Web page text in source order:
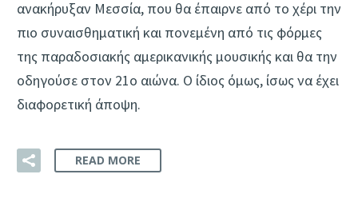
ανακήρυξαν Μεσσία, που θα έπαιρνε από το χέρι την
πιο συναισθηματική και πονεμένη από τις φόρμες
της παραδοσιακής αμερικανικής μουσικής και θα την
οδηγούσε στον 21ο αιώνα. Ο ίδιος όμως, ίσως να έχει
διαφορετική άποψη.
READ MORE